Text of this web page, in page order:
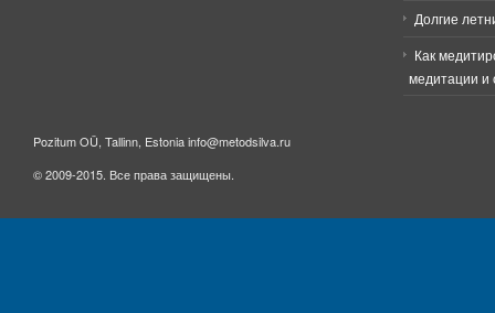
Долгие
Как
медитации и
Pozitum OÜ, Tallinn, Estonia info@metodsilva.ru
© 2009-2015. Все права защищены.